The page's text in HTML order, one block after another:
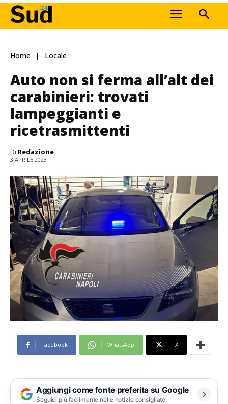
Home Locale
Auto non si ferma all’alt dei
carabinieri: trovati
lampeggianti e
ricetrasmittenti
Di Redazione
3 APRILE 2023
Facebook WhatsApp X
Aggiungi come fonte preferita su Google
Seguici più facilmente nelle notizie consigliate